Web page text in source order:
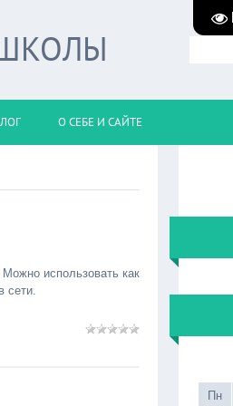
О СЕБЕ И САЙТЕ
использовать как
сети.
Пн